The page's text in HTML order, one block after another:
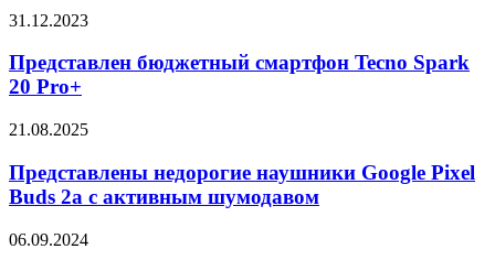
70z
Представлен
смартфон
Tecno
Spark
Pro+
31.12.2023
Представлен бюджетный смартфон Tecno Spark
20 Pro+
Представлены
наушники
Google
Pixel
2a
21.08.2025
Представлены недорогие наушники Google Pixel
Buds 2a с активным шумодавом
Представлен
06.09.2024